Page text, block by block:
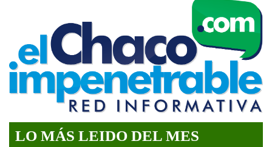
LO MÁS LEIDO DEL MES